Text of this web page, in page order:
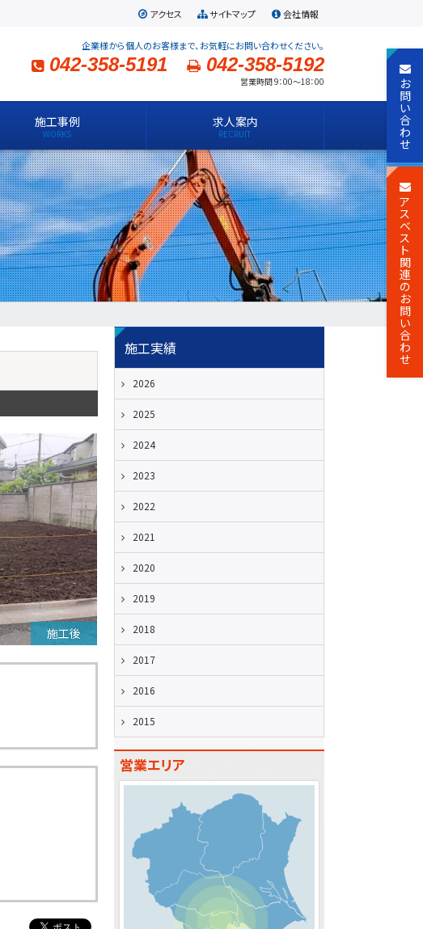
アクセス サイトマップ 会社情報
企業様から個人のお客様まで、お気軽にお問い合わせください。
042-358-5191 042-358-5192
営業時間 9：00～18：00
施工事例 求人案内
施工後
施工実績
2026
2025
2024
2023
2022
2021
2020
2019
2018
2017
2016
2015
営業エリア
お
問
い
合
わ
せ
ア
ス
ベ
ス
ト
関
連
の
お
問
い
合
わ
せ